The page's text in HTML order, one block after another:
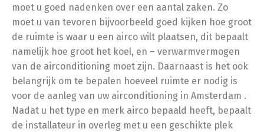
moet u goed nadenken over een aantal zaken. Zo
moet u van tevoren bijvoorbeeld goed kijken hoe groot
de ruimte is waar u een airco wilt plaatsen, dit bepaalt
namelijk hoe groot het koel, en – verwarmvermogen
van de airconditioning moet zijn. Daarnaast is het ook
belangrijk om te bepalen hoeveel ruimte er nodig is
voor de aanleg van uw airconditioning in Amsterdam .
Nadat u het type en merk airco bepaald heeft, bepaalt
de installateur in overleg met u een geschikte plek